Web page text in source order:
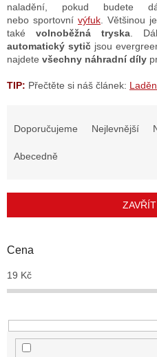
naladění, pokud budete
nebo sportovní výfuk . Většinou
takévolnoběžná tryska .
automatický sytič jsou
najdete všechny náhradní díly
TIP: Přečtěte si náš článek:
r
d
k
t
Doporučujeme Nejlevnější
Abecedně
Cena
19 Kč